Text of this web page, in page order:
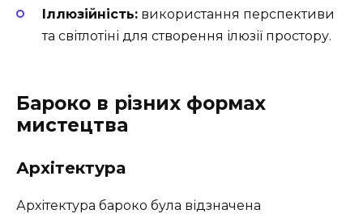
Іллюзійність: використання перспективи
та світлотіні для створення ілюзії простору.
Бароко в різних формах
мистецтва
Архітектура
Архітектура бароко була відзначена